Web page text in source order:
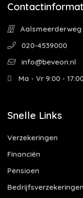
Aalsmeerderweg
020-4539000
info@beveon.nl
Ma - Vr 9:00 -
Snelle Links
Verzekeringen
Financiën
Pensioen
Bedrijfsverzekeringen